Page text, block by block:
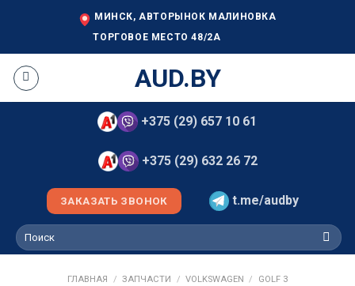
МИНСК, АВТОРЫНОК МАЛИНОВКА
ТОРГОВОЕ МЕСТО 48/2А
AUD.BY
+375 (29) 657 10 61
+375 (29) 632 26 72
ЗАКАЗАТЬ ЗВОНОК t.me/audby
Искать:
ГЛАВНАЯ / ЗАПЧАСТИ / VOLKSWAGEN / GOLF 3